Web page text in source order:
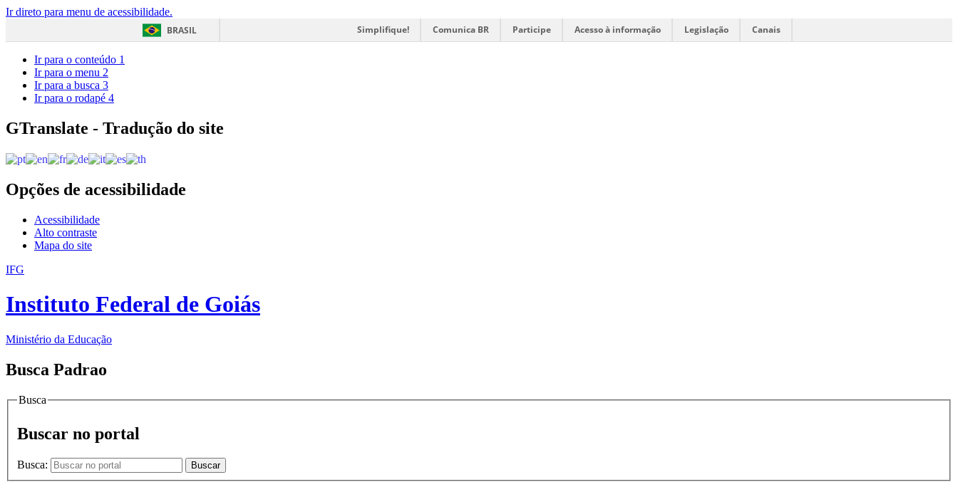
Ir direto para menu de acessibilidade.
BRASIL
Simplifique! Comunica BR Participe Acesso à informação Legislação Canais
Ir para o conteúdo 1
Ir para o menu 2
Ir para a busca 3
Ir para o rodapé 4
GTranslate - Tradução do site
Opções de acessibilidade
Acessibilidade
Alto contraste
Mapa do site
IFG
Instituto Federal de Goiás
Ministério da Educação
Busca Padrao
Busca
Buscar no portal
Busca: Buscar